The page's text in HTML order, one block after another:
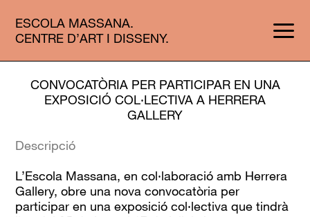
ESCOLA MASSANA.
CENTRE D’ART I DISSENY.
CONVOCATÒRIA PER PARTICIPAR EN UNA
EXPOSICIÓ COL·LECTIVA A HERRERA
GALLERY
Descripció
L’Escola Massana, en col·laboració amb Herrera
Gallery, obre una nova convocatòria per
participar en una exposició col·lectiva que tindrà